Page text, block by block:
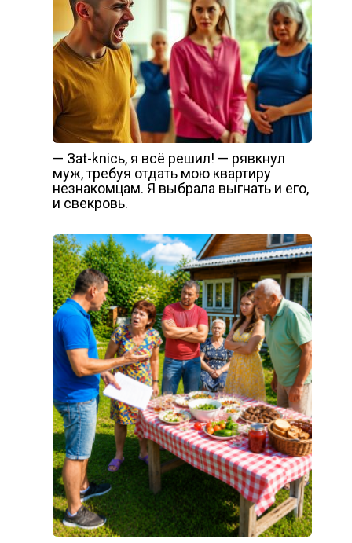
— Заt-kniсь, я всё решил! — рявкнул
муж, требуя отдать мою квартиру
незнакомцам. Я выбрала выгнать и его,
и свекровь.